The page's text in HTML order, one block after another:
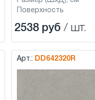
Поверхность
2538 руб / шт.
Арт.: DD642320R